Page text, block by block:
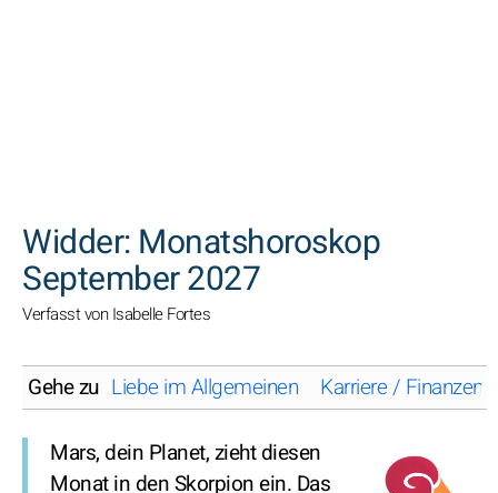
Widder: Monatshoroskop
September 2027
Verfasst von Isabelle Fortes
Gehe zu Liebe im Allgemeinen Karriere / Finanzen
Mars, dein Planet, zieht diesen
Monat in den Skorpion ein. Das